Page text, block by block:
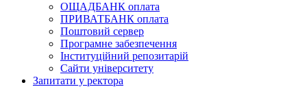
ОЩАДБАНК оплата
ПРИВАТБАНК оплата
Поштовий сервер
Програмне забезпечення
Інституційний репозитарій
Сайти університету
Запитати у ректора